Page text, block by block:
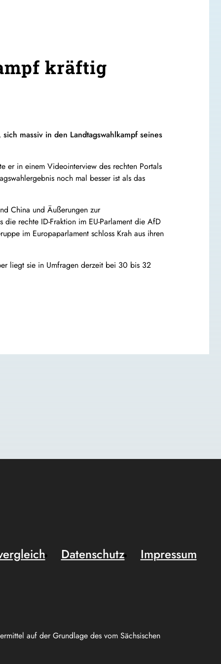
kräftig
massiv in den Landtagswahlkampf seines
er in einem Videointerview des rechten Portals
noch mal besser ist als das
China und Äußerungen zur
rechte ID-Fraktion im EU-Parlament die AfD
im Europaparlament schloss Krah aus ihren
liegt sie in Umfragen derzeit bei 30 bis 32
auf der Grundlage des vom Sächsischen
Datenschutz
Impressum